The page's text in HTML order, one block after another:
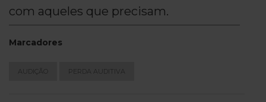
com aqueles que precisam.
Marcadores
AUDIÇÃO PERDA AUDITIVA